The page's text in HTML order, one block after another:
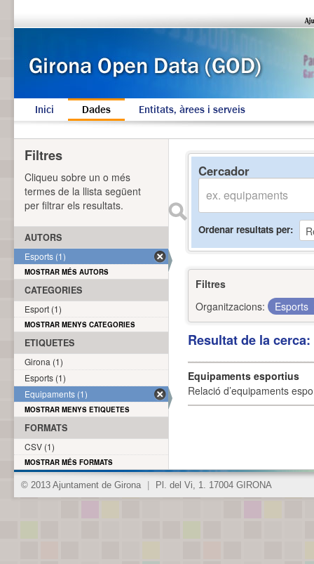
Inici Dades Entitats, àrees i serveis
Cercador
Ordenar resultats per
Filtres
Organitzacions:
Esports
Resultat de la
Equipaments esportius
Relació d’equipaments
Filtres
Cliqueu sobre un o més
termes de la llista següent
per filtrar els resultats.
AUTORS
Esports (1)
MOSTRAR MÉS AUTORS
CATEGORIES
Esport (1)
MOSTRAR MENYS CATEGORIES
ETIQUETES
Girona (1)
Esports (1)
Equipaments (1)
MOSTRAR MENYS ETIQUETES
FORMATS
CSV (1)
MOSTRAR MÉS FORMATS
© 2013 Ajuntament de Girona Pl. del Vi, 1. 17004 GIRONA